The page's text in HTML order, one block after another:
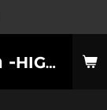
-HIGH-TECHNOLOGY SHOES-